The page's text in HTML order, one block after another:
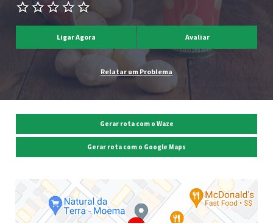
Ligar Agora Avaliar
Relatar um Problema
Gerar rota com o Waze
Gerar rota com o Google Maps